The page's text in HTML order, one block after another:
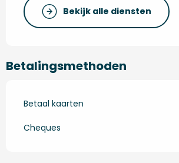
Bekijk alle diensten
Betalingsmethoden
Betaal kaarten
Cheques